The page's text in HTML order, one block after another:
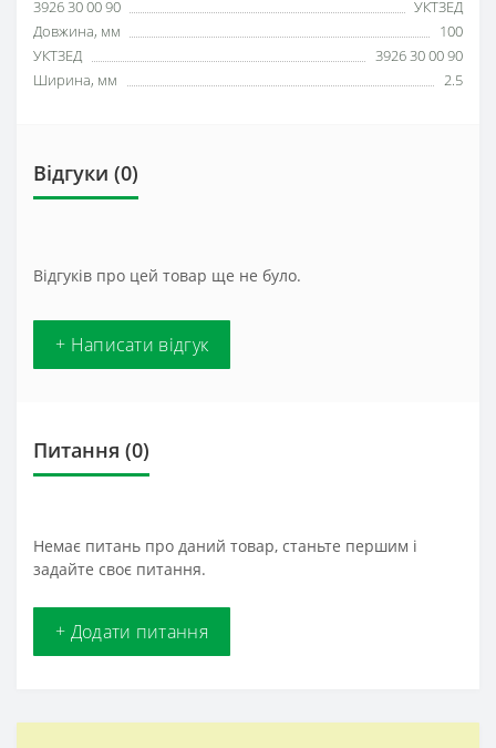
3926 30 00 90
УКТЗЕД
Довжина, мм
100
УКТЗЕД
3926 30 00 90
Ширина, мм
2.5
Відгуки (0)
Відгуків про цей товар ще не було.
+ Написати відгук
Питання (0)
Немає питань про даний товар, станьте першим і
задайте своє питання.
+ Додати питання